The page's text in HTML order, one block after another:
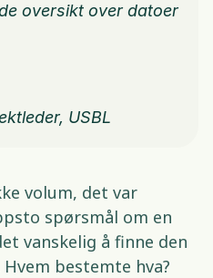
oversikt over datoer
USBL
volum, det var
spørsmål om en
vanskelig å finne den
bestemte hva?